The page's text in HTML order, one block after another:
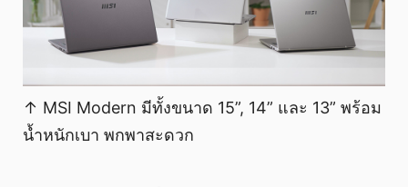
↑ MSI Modern มีทั้งขนาด 15”, 14” และ 13” พร้อม
น้ำหนักเบา พกพาสะดวก